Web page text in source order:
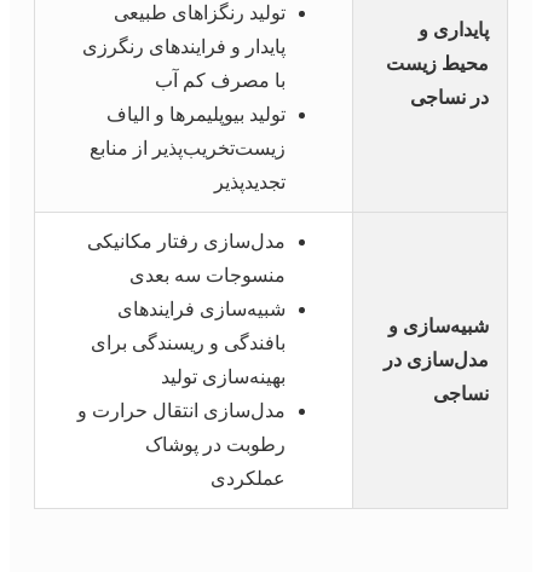
پایداری و
محیط زیست
در نساجی
تولید رنگزاهای طبیعی
پایدار و فرایندهای رنگرزی
با مصرف کم آب
تولید بیوپلیمرها و الیاف
زیست‌تخریب‌پذیر از منابع
تجدیدپذیر
شبیه‌سازی و
مدل‌سازی در
نساجی
مدل‌سازی رفتار مکانیکی
منسوجات سه بعدی
شبیه‌سازی فرایندهای
بافندگی و ریسندگی برای
بهینه‌سازی تولید
مدل‌سازی انتقال حرارت و
رطوبت در پوشاک
عملکردی